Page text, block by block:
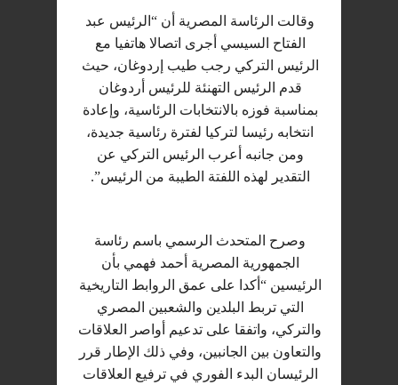
وقالت الرئاسة المصرية أن “الرئيس عبد
الفتاح السيسي أجرى اتصالا هاتفيا مع
الرئيس التركي رجب طيب إردوغان، حيث
قدم الرئيس التهنئة للرئيس أردوغان
بمناسبة فوزه بالانتخابات الرئاسية، وإعادة
انتخابه رئيسا ل‍تركيا لفترة رئاسية جديدة،
ومن جانبه أعرب الرئيس التركي عن
التقدير لهذه اللفتة الطيبة من الرئيس”.
وصرح المتحدث الرسمي باسم رئاسة
الجمهورية المصرية أحمد فهمي بأن
الرئيسين “أكدا على عمق الروابط التاريخية
التي تربط البلدين والشعبين المصري
والتركي، واتفقا على تدعيم أواصر العلاقات
والتعاون بين الجانبين، وفي ذلك الإطار قرر
الرئيسان البدء الفوري في ترفيع العلاقات